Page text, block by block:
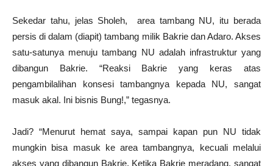
Sekedar tahu, jelas Sholeh, area tambang NU, itu berada
persis di dalam (diapit) tambang milik Bakrie dan Adaro. Akses
satu-satunya menuju tambang NU adalah infrastruktur yang
dibangun Bakrie. “Reaksi Bakrie yang keras atas
pengambilalihan konsesi tambangnya kepada NU, sangat
masuk akal. Ini bisnis Bung!,” tegasnya.
Jadi? “Menurut hemat saya, sampai kapan pun NU tidak
mungkin bisa masuk ke area tambangnya, kecuali melalui
akses yang dibangun Bakrie. Ketika Bakrie meradang, sangat